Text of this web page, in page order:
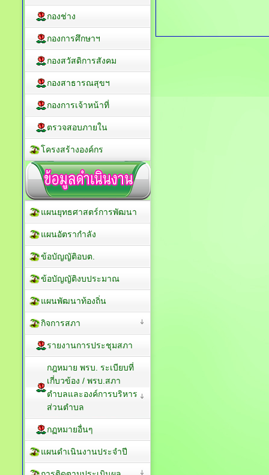
กองช่าง
กองการศึกษาฯ
กองสวัสดิการสังคม
กองสาธารณสุขฯ
กองการเจ้าหน้าที่
ตรวจสอบภายใน
โครงสร้างองค์กร
แผนยุทธศาสตร์การพัฒนา
แผนอัตรากำลัง
ข้อบัญญัติอบต.
ข้อบัญญัติงบประมาณ
แผนพัฒนาท้องถิ่น
กิจการสภา
รายงานการประชุมสภา
กฎหมาย พรบ. ระเบียบที่
เกี่บวข้อง / พรบ.สภา
ตำบลและองค์การบริหาร
ส่วนตำบล
กฏหมายอื่นๆ
แผนดำเนินงานประจำปี